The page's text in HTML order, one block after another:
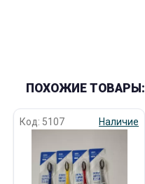
ПОХОЖИЕ ТОВАРЫ:
Код: 5107 Наличие